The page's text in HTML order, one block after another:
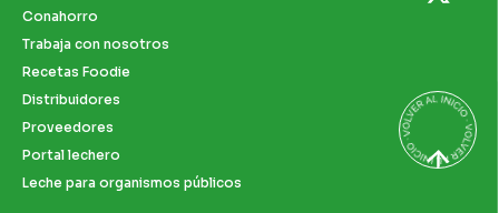
Conahorro
Trabaja con nosotros
Recetas Foodie
Distribuidores
Proveedores
Portal lechero
Leche para organismos públicos